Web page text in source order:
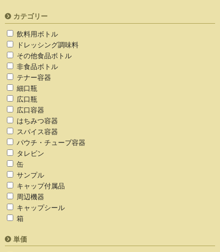
カテゴリー
飲料用ボトル
ドレッシング調味料
その他食品ボトル
非食品ボトル
テナー容器
細口瓶
広口瓶
広口容器
はちみつ容器
スパイス容器
パウチ・チューブ容器
タレビン
缶
サンプル
キャップ付属品
周辺機器
キャップシール
箱
単価